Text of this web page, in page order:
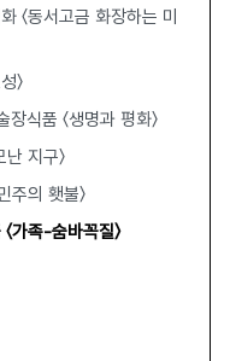
〈동서고금 화장하는 미
〉
식품 〈생명과 평화〉
지구〉
주의 횃불〉
가족-숨바꼭질〉